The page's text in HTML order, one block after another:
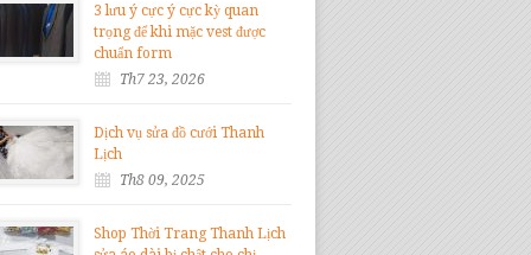
3 lưu ý cực ý cực kỳ quan
trọng để khi mặc vest được
chuẩn form
Th7 23, 2026
Dịch vụ sửa đồ cưới Thanh
Lịch
Th8 09, 2025
Shop Thời Trang Thanh Lịch